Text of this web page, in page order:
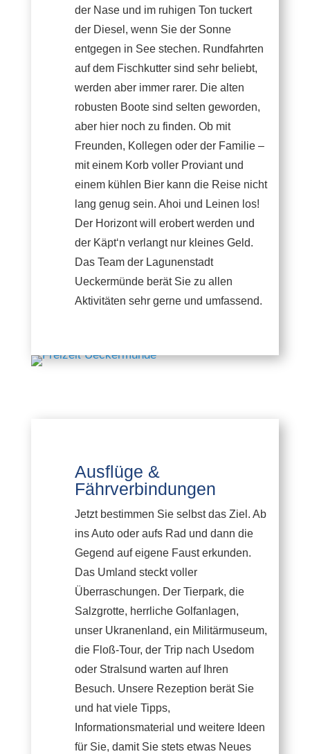
der Nase und im ruhigen Ton tuckert
der Diesel, wenn Sie der Sonne
entgegen in See stechen. Rundfahrten
auf dem Fischkutter sind sehr beliebt,
werden aber immer rarer. Die alten
robusten Boote sind selten geworden,
aber hier noch zu finden. Ob mit
Freunden, Kollegen oder der Familie –
mit einem Korb voller Proviant und
einem kühlen Bier kann die Reise nicht
lang genug sein. Ahoi und Leinen los!
Der Horizont will erobert werden und
der Käpt‘n verlangt nur kleines Geld.
Das Team der Lagunenstadt
Ueckermünde berät Sie zu allen
Aktivitäten sehr gerne und umfassend.
Ausflüge &
Fährverbindungen
Jetzt bestimmen Sie selbst das Ziel. Ab
ins Auto oder aufs Rad und dann die
Gegend auf eigene Faust erkunden.
Das Umland steckt voller
Überraschungen. Der Tierpark, die
Salzgrotte, herrliche Golfanlagen,
unser Ukranenland, ein Militärmuseum,
die Floß-Tour, der Trip nach Usedom
oder Stralsund warten auf Ihren
Besuch. Unsere Rezeption berät Sie
und hat viele Tipps,
Informationsmaterial und weitere Ideen
für Sie, damit Sie stets etwas Neues